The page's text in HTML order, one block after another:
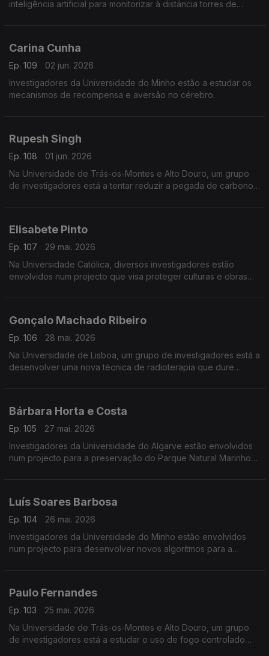
inteligência artificial para monitorizar à distância torres de
Carina Cunha
Ep. 109
02 jun. 2026
Investigadores da Universidade do Minho estão a estudar os
mecanismos de recompensa e aversão no cérebro.
Rupesh Singh
Ep. 108
01 jun. 2026
Na Universidade de Trás-os-Montes e Alto Douro, um grupo
de investigadores está a tentar reduzir a pegada de carbono
Elisabete Pinto
Ep. 107
29 mai. 2026
Na Universidade Católica, diversos investigadores estão
envolvidos num projecto que visa proteger culturas e obras
Gonçalo Machado Ribeiro
Ep. 106
28 mai. 2026
Na Universidade de Lisboa, um grupo de investigadores está a
desenvolver uma nova técnica de radioterapia que dure
Bárbara Horta e Costa
Ep. 105
27 mai. 2026
Investigadores da Universidade do Algarve estão envolvidos
num projecto para a preservação do Parque Natural Marinho
Luís Soares Barbosa
Ep. 104
26 mai. 2026
Investigadores da Universidade do Minho estão envolvidos
num projecto para desenvolver novos algoritmos para a
Paulo Fernandes
Ep. 103
25 mai. 2026
Na Universidade de Trás-os-Montes e Alto Douro, um grupo
de investigadores está a estudar o uso de fogo controlado